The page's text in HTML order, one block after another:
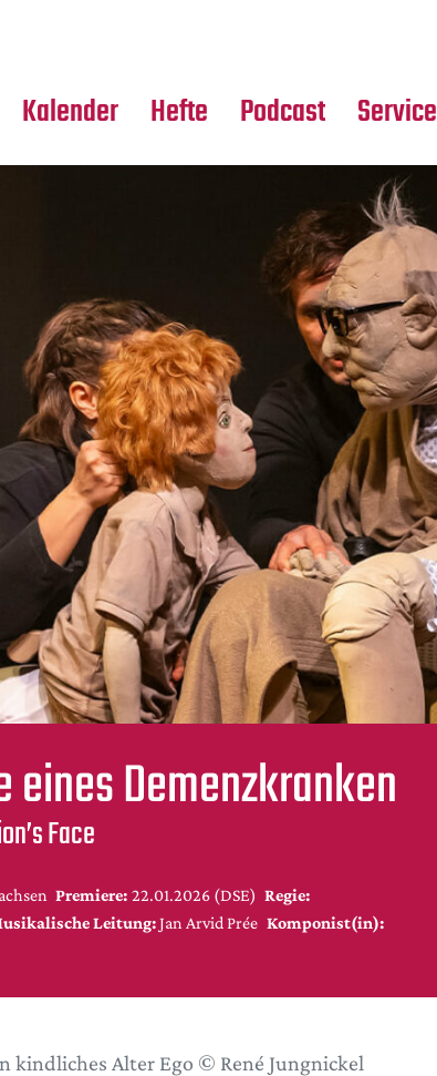
Kalender Hefte Podcast Service
eines Demenzkranken
Face
Premiere: 22.01.2026 (DSE) Regie:
Leitung: Jan Arvid Prée Komponist(in):
kindliches Alter Ego © René Jungnickel